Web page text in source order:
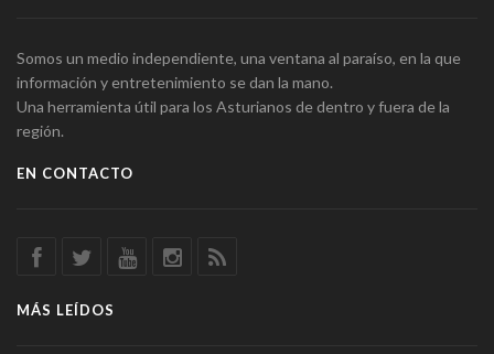
Somos un medio independiente, una ventana al paraíso, en la que
información y entretenimiento se dan la mano.
Una herramienta útil para los Asturianos de dentro y fuera de la
región.
EN CONTACTO
MÁS LEÍDOS